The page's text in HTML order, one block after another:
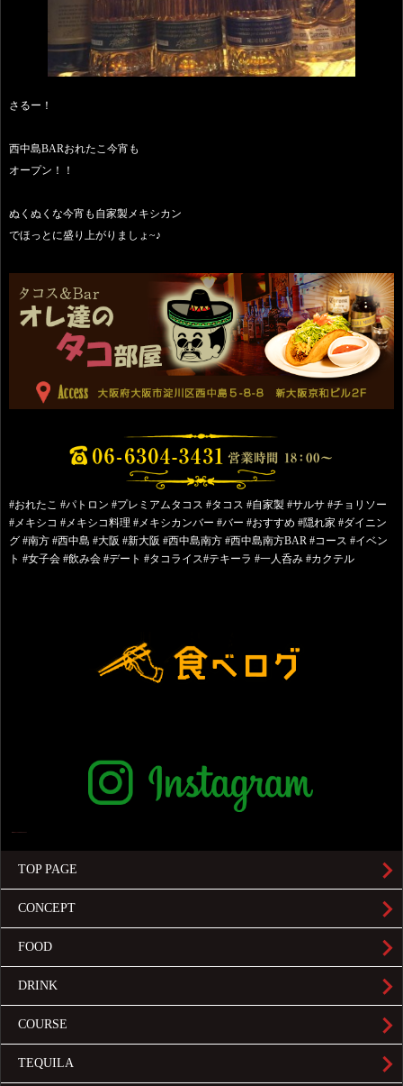
さるー！
西中島BARおれたこ今宵も
オープン！！
ぬくぬくな今宵も自家製メキシカン
でほっとに盛り上がりましょ~♪
#おれたこ #パトロン #プレミアムタコス #タコス #自家製 #サルサ #チョリソー
#メキシコ #メキシコ料理 #メキシカンバー #バー #おすすめ #隠れ家 #ダイニン
グ #南方 #西中島 #大阪 #新大阪 #西中島南方 #西中島南方BAR #コース #イベン
ト #女子会 #飲み会 #デート #タコライス#テキーラ #一人呑み #カクテル
TOP PAGE
CONCEPT
FOOD
DRINK
COURSE
TEQUILA